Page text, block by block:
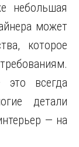
небольшая
может
которое
всегда
детали
— на